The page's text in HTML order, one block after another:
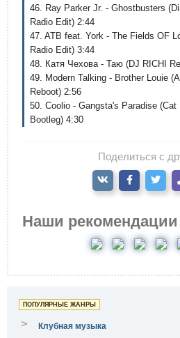
46. Ray Parker Jr. - Ghostbusters
Radio Edit) 2:44
47. ATB feat. York - The Fields OF
Radio Edit) 3:44
48. Катя Чехова - Таю (DJ RICHI
49. Modern Talking - Brother Louie
Reboot) 2:56
50. Coolio - Gangsta's Paradise
Bootleg) 4:30
Поделиться с
Наши рекомендации
ПОПУЛЯРНЫЕ ЖАНРЫ
> Клубная музыка